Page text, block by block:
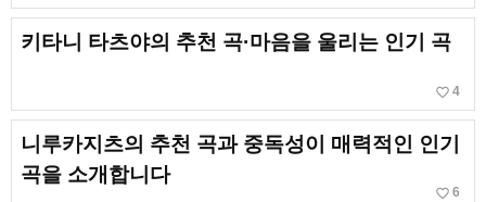
키타니 타츠야의 추천 곡·마음을 울리는 인기 곡
favorite_border 4
니루카지츠의 추천 곡과 중독성이 매력적인 인기
곡을 소개합니다
favorite_border 6